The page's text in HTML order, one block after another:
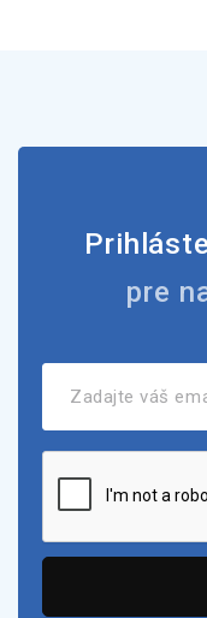
pre